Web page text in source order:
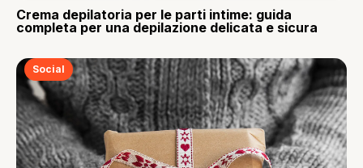
Crema depilatoria per le parti intime: guida
completa per una depilazione delicata e sicura
Social